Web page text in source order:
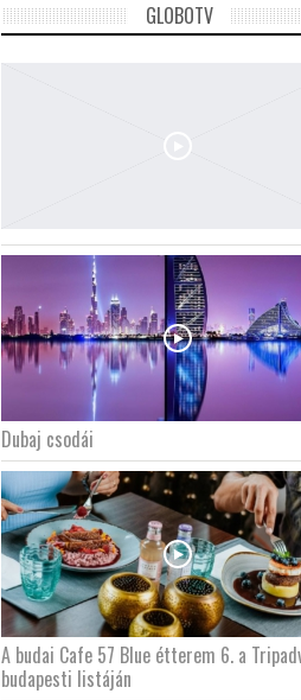
GLOBOTV
Dubaj csodái
A budai Cafe 57 Blue étterem 6. a
budapesti listáján